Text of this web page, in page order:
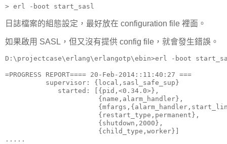
> erl -boot start_sasl
日誌檔案的組態設定，最好放在 configuration file 裡面。
如果啟用 SASL，但又沒有提供 config file，就會發生錯誤。
D:\projectcase\erlang\erlangotp\ebin>erl -boot
=PROGRESS REPORT==== 20-Feb-2014::11:40:27 ===
          supervisor: {local,sasl_safe_sup}
             started: [{pid,<0.34.0>},
                       {name,alarm_handler},
                       {restart_type,permanent},
                       {shutdown,2000},
                       {child_type,worker}]
.....